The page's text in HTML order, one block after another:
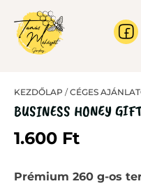
KEZDŐLAP /CÉGES
BUSINESS HONEY
1.600 Ft
Prémium 260 g-os